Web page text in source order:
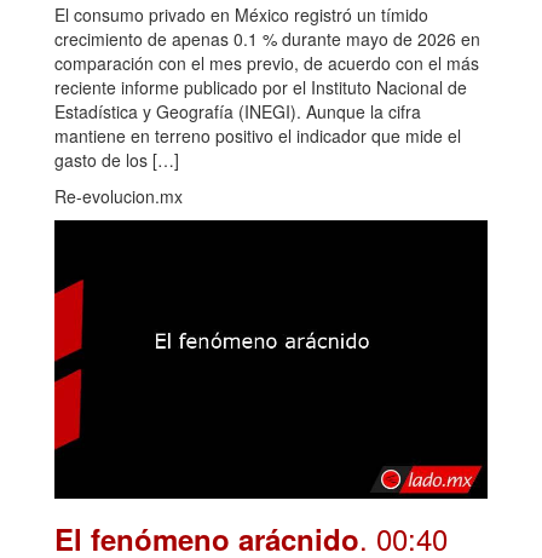
El consumo privado en México registró un tímido
crecimiento de apenas 0.1 % durante mayo de 2026 en
comparación con el mes previo, de acuerdo con el más
reciente informe publicado por el Instituto Nacional de
Estadística y Geografía (INEGI). Aunque la cifra
mantiene en terreno positivo el indicador que mide el
gasto de los […]
Re-evolucion.mx
El fenómeno arácnido. 00:40